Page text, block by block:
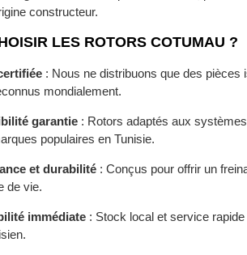
constructeur.
LES ROTORS COTUMAU ?
: Nous ne distribuons que des pièces
mondialement.
garantie : Rotors adaptés aux
populaires en Tunisie.
et durabilité : Conçus pour offrir un
de vie.
immédiate : Stock local et service